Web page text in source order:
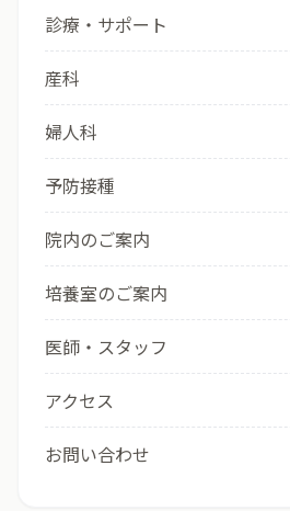
診療・サポート
産科
婦人科
予防接種
院内のご案内
培養室のご案内
医師・スタッフ
アクセス
お問い合わせ